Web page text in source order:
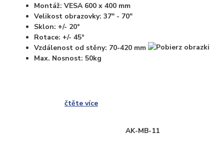
Montáž: VESA 600 x 400 mm
Velikost obrazovky: 37" - 70"
Sklon: +/- 20°
Rotace: +/- 45°
Vzdálenost od stěny: 70-420 mm
Max. Nosnost: 50kg
čtěte více
AK-MB-11